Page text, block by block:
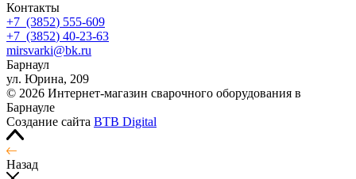
Контакты
+7 (3852) 555-609
+7 (3852) 40-23-63
mirsvarki@bk.ru
Барнаул
ул. Юрина, 209
© 2026 Интернет-магазин сварочного оборудования в
Барнауле
Создание сайта BTB Digital
Назад